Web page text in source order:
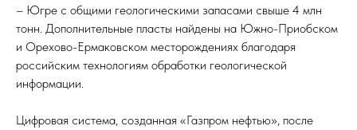
– Югре с общими геологическими запасами свыше 4 млн
тонн. Дополнительные пласты найдены на Южно-Приобском
и Орехово-Ермаковском месторождениях благодаря
российским технологиям обработки геологической
информации.
Цифровая система, созданная «Газпром нефтью», после